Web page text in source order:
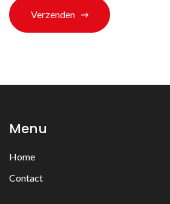
Verzenden
Menu
Home
Contact